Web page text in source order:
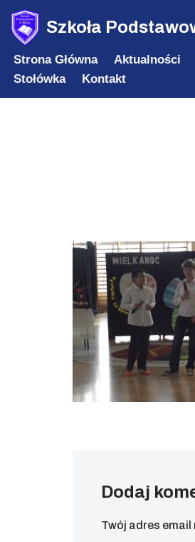
Przejdź
do
treści
Szkoła
Strona Główna Aktualności
Stołówka
Kontakt
Dodaj
Twój adres email